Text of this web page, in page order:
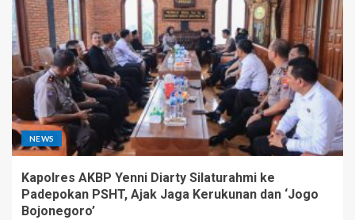
NEWS
Kapolres AKBP Yenni Diarty Silaturahmi ke
Padepokan PSHT, Ajak Jaga Kerukunan dan ‘Jogo
Bojonegoro’